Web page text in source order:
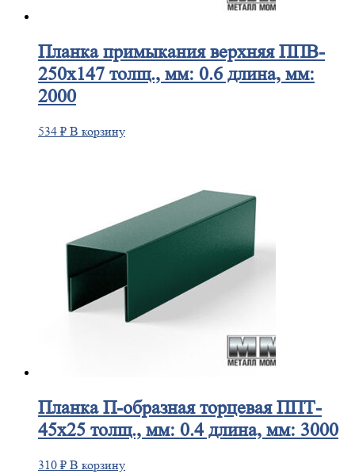
Планкапримыкания верхняя ППВ-
250х147 толщ., мм: 0.6 длина, мм:
2000
534 ₽ В корзину
ПланкаП-образная торцевая ППТ-
45х25 толщ., мм: 0.4 длина, мм: 3000
310 ₽ В корзину